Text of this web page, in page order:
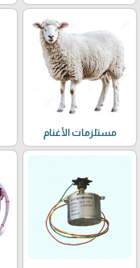
مستلزمات الأغنام